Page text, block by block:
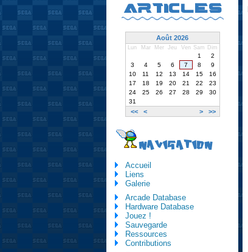
ARTICLES
Août 2026
Lun Mar Mer Jeu Ven Sam Dim
<< < > >>
1
2
3
4 5 6 7 8
9
10
11 12 13 14 15
16
17
18 19 20 21 22
23
24
25 26 27 28 29
30
31
NAVIGATION
Accueil
Liens
Galerie
Arcade Database
Hardware Database
Jouez !
Sauvegarde
Ressources
Contributions